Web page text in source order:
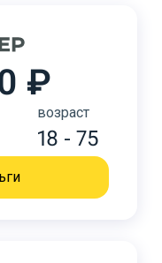
₽
возраст
18 - 75